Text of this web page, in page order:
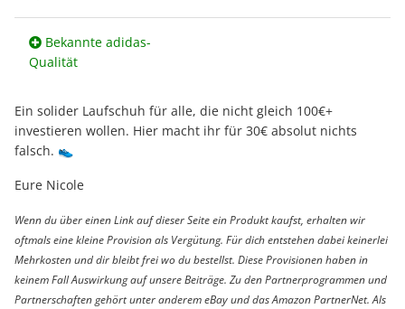
Bekannte adidas-
Qualität
Ein solider Laufschuh für alle, die nicht gleich 100€+
investieren wollen. Hier macht ihr für 30€ absolut nichts
falsch. 👟
Eure Nicole
Wenn du über einen Link auf dieser Seite ein Produkt kaufst, erhalten wir
oftmals eine kleine Provision als Vergütung. Für dich entstehen dabei keinerlei
Mehrkosten und dir bleibt frei wo du bestellst. Diese Provisionen haben in
keinem Fall Auswirkung auf unsere Beiträge. Zu den Partnerprogrammen und
Partnerschaften gehört unter anderem eBay und das Amazon PartnerNet. Als